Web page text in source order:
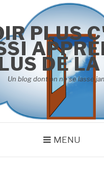
PLUS
DE
Un blog dont on ne se lasse
MENU